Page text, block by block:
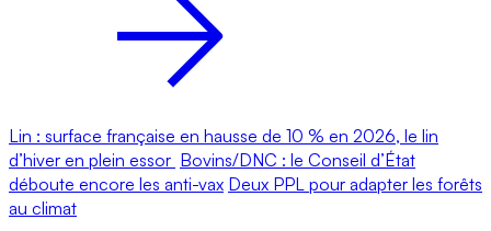
Lin : surface française en hausse de 10 % en 2026, le lin
d’hiver en plein essor Bovins/DNC : le Conseil d’État
déboute encore les anti-vax Deux PPL pour adapter les forêts
au climat